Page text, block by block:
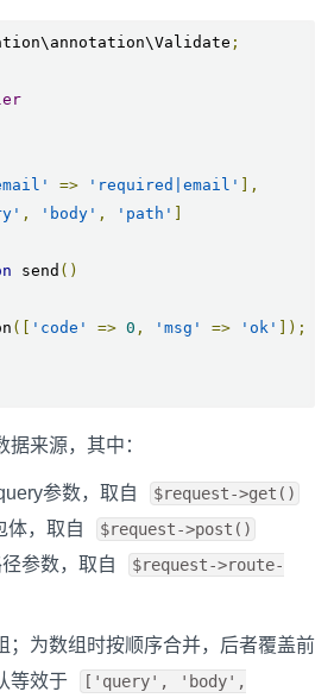
;
=> 'required|email'
],
, 'body' , 'path'
send ()
([ 'code' => 0 , 'msg' => 'ok'
]);
据来源，其中：
参数，取自 $request->get()
体，取自 $request->post()
参数，取自
$request->route-
；为数组时按顺序合并，后者覆盖前
等效于
['query', 'body',